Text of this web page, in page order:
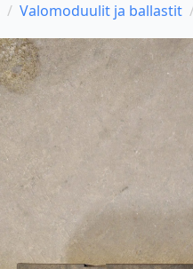
Valomoduulit ja ballastit